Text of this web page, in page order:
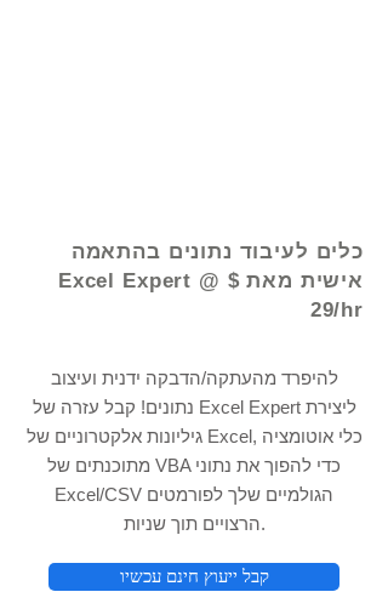
כלים לעיבוד נתונים בהתאמה
אישית מאת Excel Expert @ $
29/hr
להיפרד מהעתקה/הדבקה ידנית ועיצוב
נתונים! קבל עזרה של Excel Expert ליצירת
גיליונות אלקטרוניים של Excel, כלי אוטומציה
מתוכנתים של VBA כדי להפוך את נתוני
Excel/CSV הגולמיים שלך לפורמטים
הרצויים תוך שניות.
קבל ייעוץ חינם עכשיו